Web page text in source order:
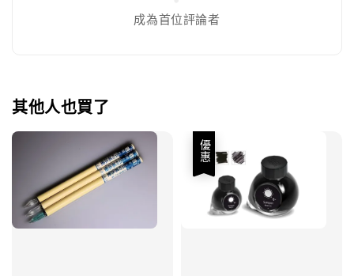
成為首位評論者
其他人也買了
優惠